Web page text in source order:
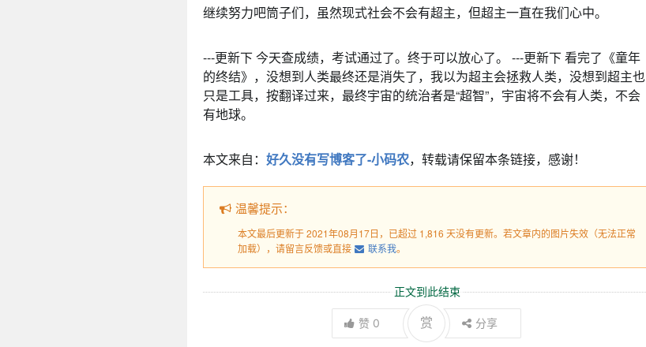
继续努力吧筒子们，虽然现式社会不会有超主，但超主一直在我们心中。
---更新下 今天查成绩，考试通过了。终于可以放心了。 ---更新下 看完了《童年
的终结》，没想到人类最终还是消失了，我以为超主会拯救人类，没想到超主也
只是工具，按翻译过来，最终宇宙的统治者是“超智”，宇宙将不会有人类，不会
有地球。
本文来自： 好久没有写博客了-小码农，转载请保留本条链接，感谢！
温馨提示：
本文最后更新于 2021年08月17日，已超过 1,816 天没有更新。若文章内的图片失效（无法正常
加载），请留言反馈或直接
联系我。
正文到此结束
赞 0 赏 分享